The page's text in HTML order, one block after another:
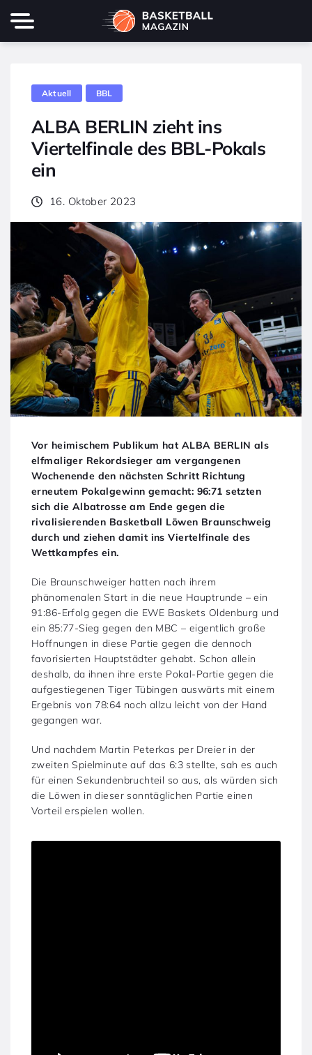
Aktuell BBL
ALBA BERLIN zieht ins
Viertelfinale des BBL-Pokals
ein
16. Oktober 2023
Vor heimischem Publikum hat ALBA BERLIN als
elfmaliger Rekordsieger am vergangenen
Wochenende den nächsten Schritt Richtung
erneutem Pokalgewinn gemacht: 96:71 setzten
sich die Albatrosse am Ende gegen die
rivalisierenden Basketball Löwen Braunschweig
durch und ziehen damit ins Viertelfinale des
Wettkampfes ein.
Die Braunschweiger hatten nach ihrem
phänomenalen Start in die neue Hauptrunde – ein
91:86-Erfolg gegen die EWE Baskets Oldenburg und
ein 85:77-Sieg gegen den MBC – eigentlich große
Hoffnungen in diese Partie gegen die dennoch
favorisierten Hauptstädter gehabt. Schon allein
deshalb, da ihnen ihre erste Pokal-Partie gegen die
aufgestiegenen Tiger Tübingen auswärts mit einem
Ergebnis von 78:64 noch allzu leicht von der Hand
gegangen war.
Und nachdem Martin Peterkas per Dreier in der
zweiten Spielminute auf das 6:3 stellte, sah es auch
für einen Sekundenbruchteil so aus, als würden sich
die Löwen in dieser sonntäglichen Partie einen
Vorteil erspielen wollen.